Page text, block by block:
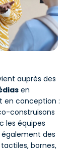
auprès des
en
en conception :
construisons
les équipes
des
bornes,